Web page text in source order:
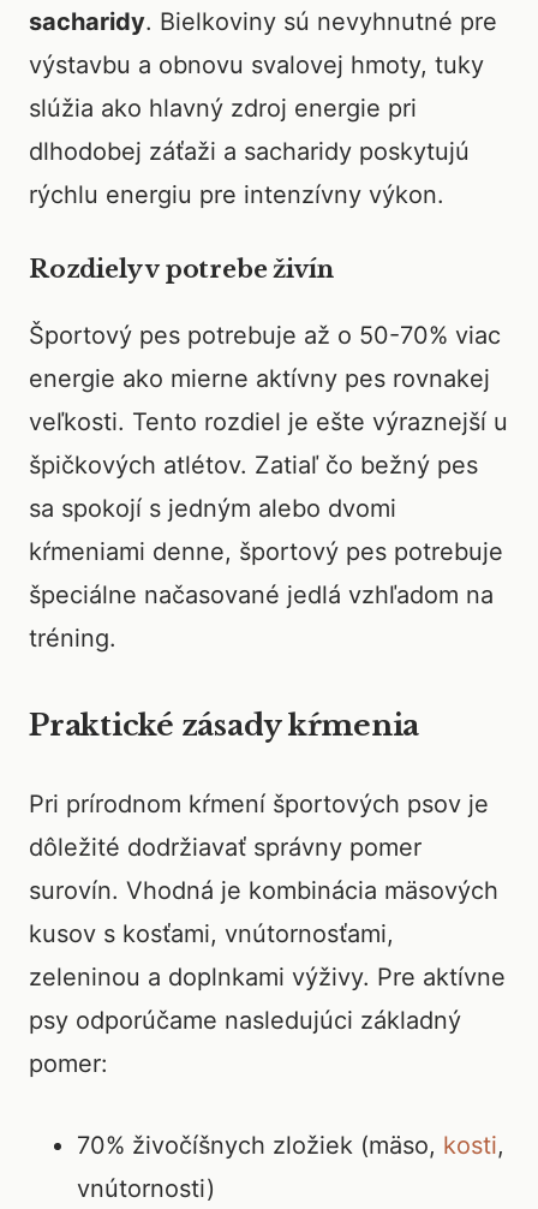
sacharidy. Bielkoviny sú nevyhnutné pre
výstavbu a obnovu svalovej hmoty, tuky
slúžia ako hlavný zdroj energie pri
dlhodobej záťaži a sacharidy poskytujú
rýchlu energiu pre intenzívny výkon.
Rozdiely v potrebe živín
Športový pes potrebuje až o 50-70% viac
energie ako mierne aktívny pes rovnakej
veľkosti. Tento rozdiel je ešte výraznejší u
špičkových atlétov. Zatiaľ čo bežný pes
sa spokojí s jedným alebo dvomi
kŕmeniami denne, športový pes potrebuje
špeciálne načasované jedlá vzhľadom na
tréning.
Praktické zásady kŕmenia
Pri prírodnom kŕmení športových psov je
dôležité dodržiavať správny pomer
surovín. Vhodná je kombinácia mäsových
kusov s kosťami, vnútornosťami,
zeleninou a doplnkami výživy. Pre aktívne
psy odporúčame nasledujúci základný
pomer:
70% živočíšnych zložiek (mäso, kosti,
vnútornosti)